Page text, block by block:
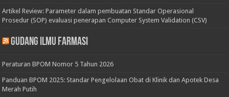
Artikel Review: Parameter dalam pembuatan Standar Operasional
Prosedur (SOP) evaluasi penerapan Computer System Validation (CSV)
Gudang Ilmu Farmasi
Peraturan BPOM Nomor 5 Tahun 2026
Panduan BPOM 2025: Standar Pengelolaan Obat di Klinik dan Apotek Desa
Merah Putih